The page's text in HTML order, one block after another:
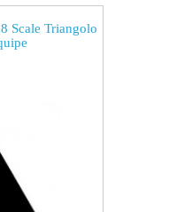
Scale Triangolo